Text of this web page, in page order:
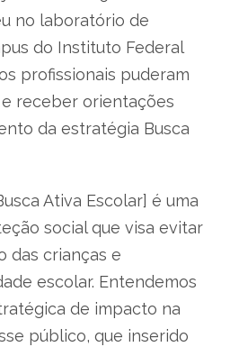
no laboratório de
do Instituto Federal
profissionais puderam
receber orientações
da estratégia Busca
Ativa Escolar] é uma
social que visa evitar
das crianças e
escolar. Entendemos
de impacto na
público, que inserido